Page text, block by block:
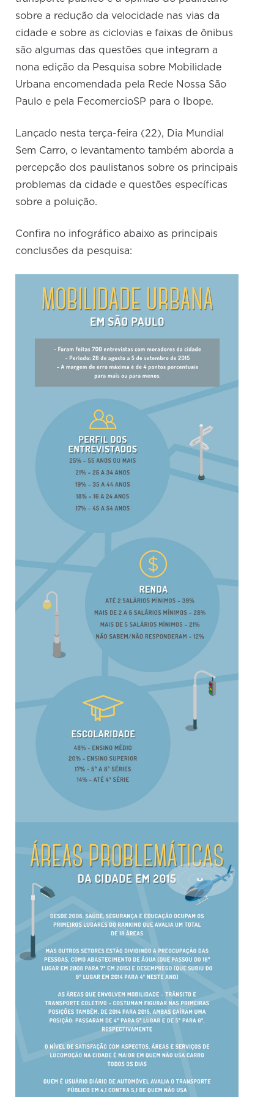
sobre a redução da velocidade nas vias da
cidade e sobre as ciclovias e faixas de ônibus
são algumas das questões que integram a
nona edição da Pesquisa sobre Mobilidade
Urbana encomendada pela Rede Nossa São
Paulo e pela FecomercioSP para o Ibope.
Lançado nesta terça-feira (22), Dia Mundial
Sem Carro, o levantamento também aborda a
percepção dos paulistanos sobre os principais
problemas da cidade e questões específicas
sobre a poluição.
Confira no infográfico abaixo as principais
conclusões da pesquisa: